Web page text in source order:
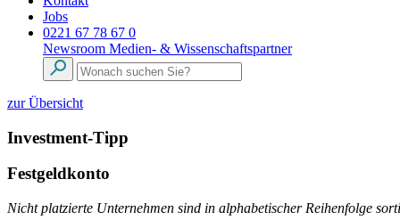
Jobs
0221 67 78 67 0
Newsroom Medien- & Wissenschaftspartner
zur Übersicht
Investment-Tipp
Festgeldkonto
Nicht platzierte Unternehmen sind in alphabetischer Reihenfolge